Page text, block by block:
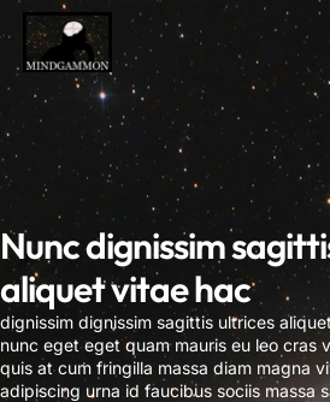
Nunc dignissim
aliquet vitae hac
dignissim dignissim sagittis ultrices
nunc eget eget quam mauris eu leo cras
quis at cum fringilla massa diam magna
adipiscing urna id faucibus sociis massa